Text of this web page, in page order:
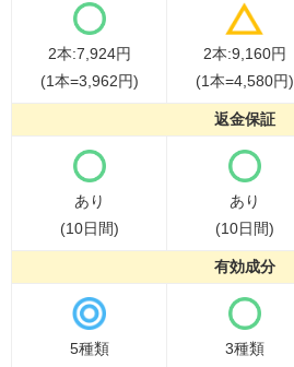
2本:7,924円
(1本=3,962円)
2本:9,160円
(1本=4,580円)
返金保証
あり
(10日間)
あり
(10日間)
有効成分
5種類 3種類